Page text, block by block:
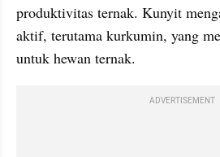
produktivitas ternak. Kunyit
aktif, terutama kurkumin, yang
untuk hewan ternak.
ADVERTISEMENT